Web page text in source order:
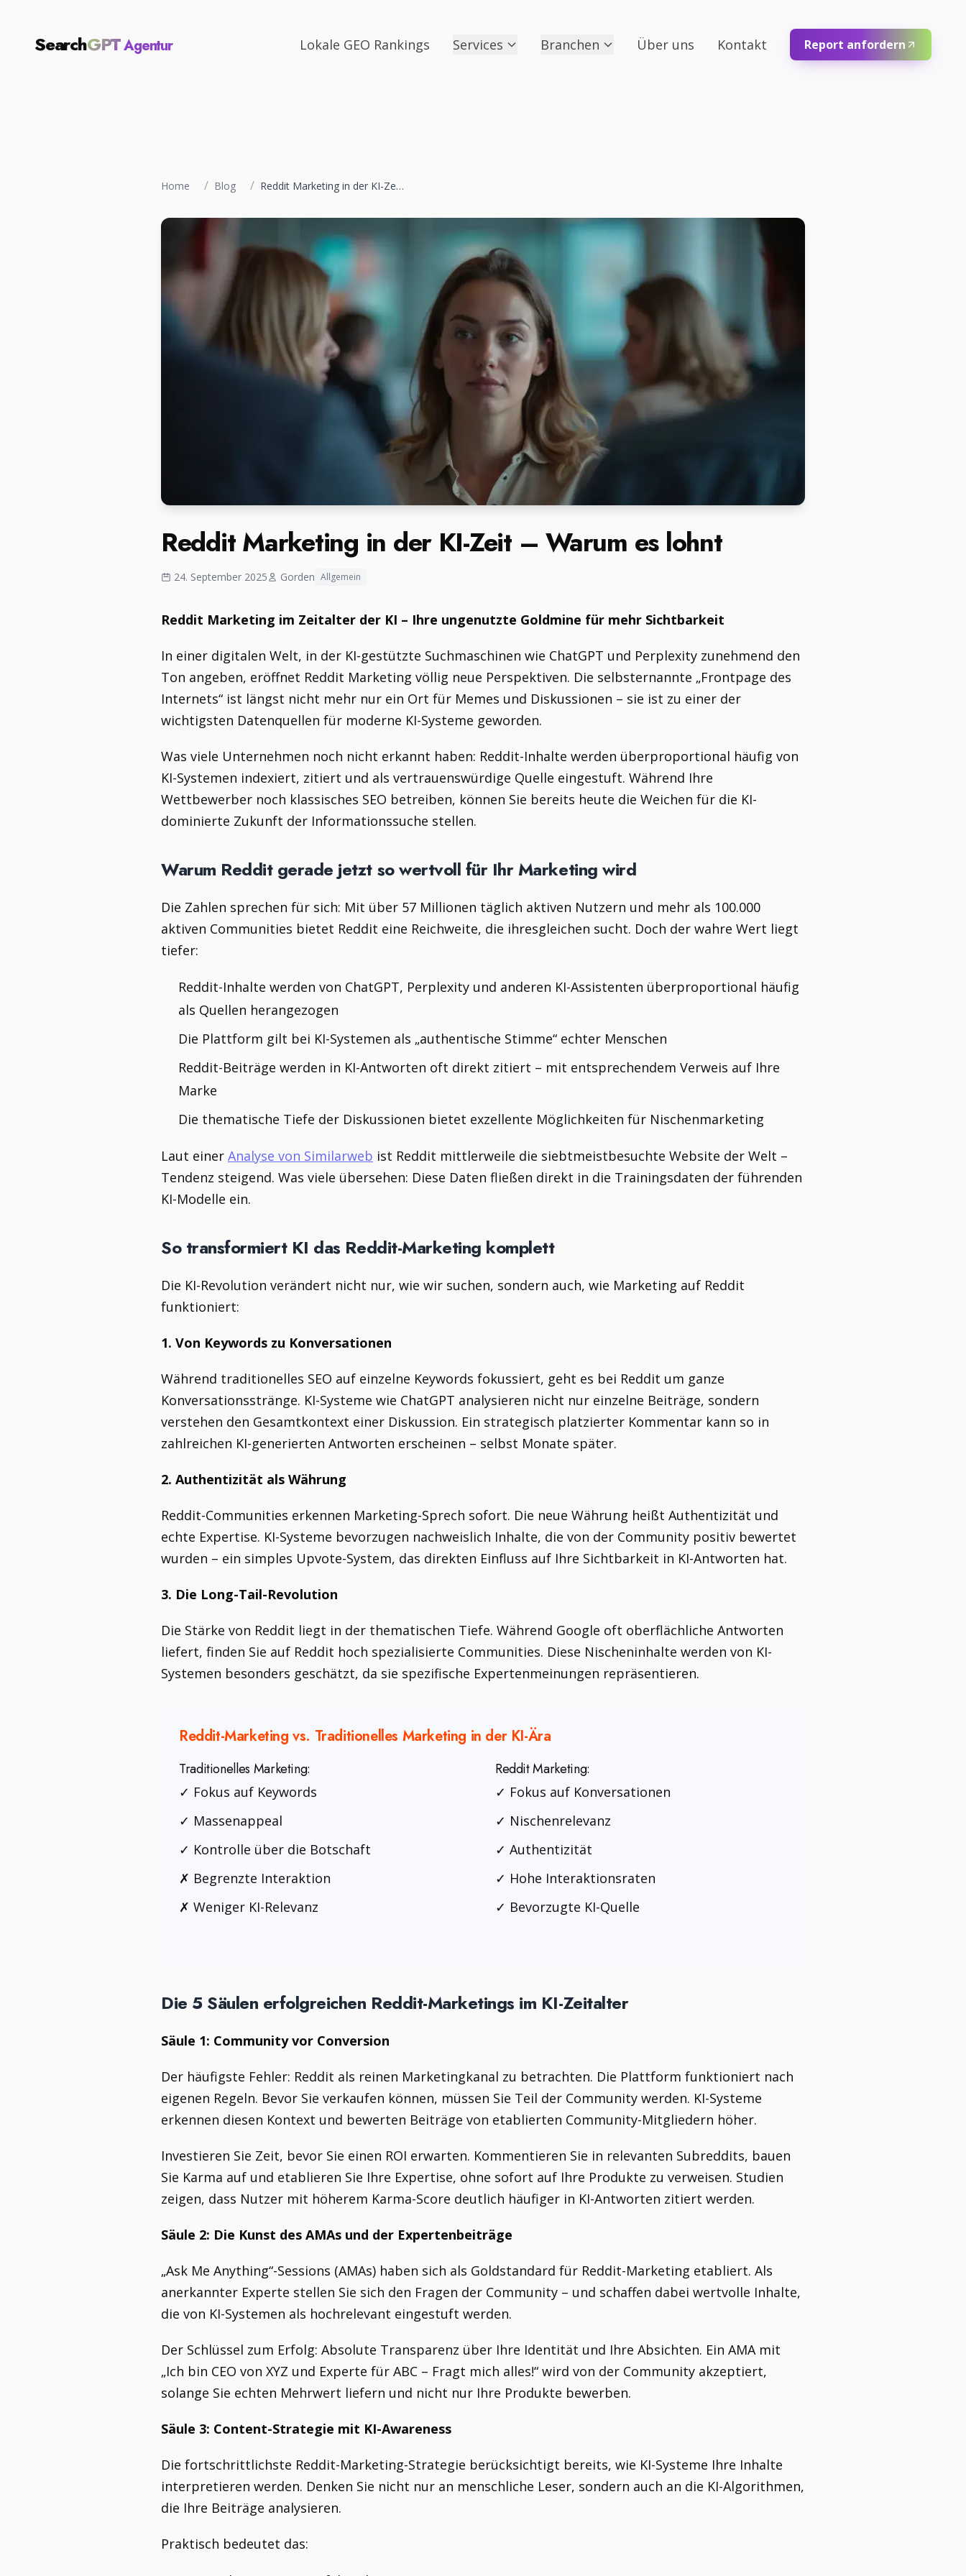
SearchGPTAgentur Lokale GEO Rankings Services Branchen Über uns Kontakt Report anfordern
Home / Blog / Reddit Marketing in der KI-Zeit – Warum es lohnt
Reddit Marketing in der KI-Zeit – Warum es lohnt
24. September 2025 Gorden Allgemein
Reddit Marketing im Zeitalter der KI – Ihre ungenutzte Goldmine für mehr Sichtbarkeit
In einer digitalen Welt, in der KI-gestützte Suchmaschinen wie ChatGPT und Perplexity zunehmend den
Ton angeben, eröffnet Reddit Marketing völlig neue Perspektiven. Die selbsternannte „Frontpage des
Internets“ ist längst nicht mehr nur ein Ort für Memes und Diskussionen – sie ist zu einer der
wichtigsten Datenquellen für moderne KI-Systeme geworden.
Was viele Unternehmen noch nicht erkannt haben: Reddit-Inhalte werden überproportional häufig von
KI-Systemen indexiert, zitiert und als vertrauenswürdige Quelle eingestuft. Während Ihre
Wettbewerber noch klassisches SEO betreiben, können Sie bereits heute die Weichen für die KI-
dominierte Zukunft der Informationssuche stellen.
Warum Reddit gerade jetzt so wertvoll für Ihr Marketing wird
Die Zahlen sprechen für sich: Mit über 57 Millionen täglich aktiven Nutzern und mehr als 100.000
aktiven Communities bietet Reddit eine Reichweite, die ihresgleichen sucht. Doch der wahre Wert liegt
tiefer:
Reddit-Inhalte werden von ChatGPT, Perplexity und anderen KI-Assistenten überproportional häufig
als Quellen herangezogen
Die Plattform gilt bei KI-Systemen als „authentische Stimme“ echter Menschen
Reddit-Beiträge werden in KI-Antworten oft direkt zitiert – mit entsprechendem Verweis auf Ihre
Marke
Die thematische Tiefe der Diskussionen bietet exzellente Möglichkeiten für Nischenmarketing
Laut einer Analyse von Similarweb ist Reddit mittlerweile die siebtmeistbesuchte Website der Welt –
Tendenz steigend. Was viele übersehen: Diese Daten fließen direkt in die Trainingsdaten der führenden
KI-Modelle ein.
So transformiert KI das Reddit-Marketing komplett
Die KI-Revolution verändert nicht nur, wie wir suchen, sondern auch, wie Marketing auf Reddit
funktioniert:
1. Von Keywords zu Konversationen
Während traditionelles SEO auf einzelne Keywords fokussiert, geht es bei Reddit um ganze
Konversationsstränge. KI-Systeme wie ChatGPT analysieren nicht nur einzelne Beiträge, sondern
verstehen den Gesamtkontext einer Diskussion. Ein strategisch platzierter Kommentar kann so in
zahlreichen KI-generierten Antworten erscheinen – selbst Monate später.
2. Authentizität als Währung
Reddit-Communities erkennen Marketing-Sprech sofort. Die neue Währung heißt Authentizität und
echte Expertise. KI-Systeme bevorzugen nachweislich Inhalte, die von der Community positiv bewertet
wurden – ein simples Upvote-System, das direkten Einfluss auf Ihre Sichtbarkeit in KI-Antworten hat.
3. Die Long-Tail-Revolution
Die Stärke von Reddit liegt in der thematischen Tiefe. Während Google oft oberflächliche Antworten
liefert, finden Sie auf Reddit hoch spezialisierte Communities. Diese Nischeninhalte werden von KI-
Systemen besonders geschätzt, da sie spezifische Expertenmeinungen repräsentieren.
Reddit-Marketing vs. Traditionelles Marketing in der KI-Ära
Traditionelles Marketing:
✓ Fokus auf Keywords
✓ Massenappeal
✓ Kontrolle über die Botschaft
✗ Begrenzte Interaktion
✗ Weniger KI-Relevanz
Reddit Marketing:
✓ Fokus auf Konversationen
✓ Nischenrelevanz
✓ Authentizität
✓ Hohe Interaktionsraten
✓ Bevorzugte KI-Quelle
Die 5 Säulen erfolgreichen Reddit-Marketings im KI-Zeitalter
Säule 1: Community vor Conversion
Der häufigste Fehler: Reddit als reinen Marketingkanal zu betrachten. Die Plattform funktioniert nach
eigenen Regeln. Bevor Sie verkaufen können, müssen Sie Teil der Community werden. KI-Systeme
erkennen diesen Kontext und bewerten Beiträge von etablierten Community-Mitgliedern höher.
Investieren Sie Zeit, bevor Sie einen ROI erwarten. Kommentieren Sie in relevanten Subreddits, bauen
Sie Karma auf und etablieren Sie Ihre Expertise, ohne sofort auf Ihre Produkte zu verweisen. Studien
zeigen, dass Nutzer mit höherem Karma-Score deutlich häufiger in KI-Antworten zitiert werden.
Säule 2: Die Kunst des AMAs und der Expertenbeiträge
„Ask Me Anything“-Sessions (AMAs) haben sich als Goldstandard für Reddit-Marketing etabliert. Als
anerkannter Experte stellen Sie sich den Fragen der Community – und schaffen dabei wertvolle Inhalte,
die von KI-Systemen als hochrelevant eingestuft werden.
Der Schlüssel zum Erfolg: Absolute Transparenz über Ihre Identität und Ihre Absichten. Ein AMA mit
„Ich bin CEO von XYZ und Experte für ABC – Fragt mich alles!“ wird von der Community akzeptiert,
solange Sie echten Mehrwert liefern und nicht nur Ihre Produkte bewerben.
Säule 3: Content-Strategie mit KI-Awareness
Die fortschrittlichste Reddit-Marketing-Strategie berücksichtigt bereits, wie KI-Systeme Ihre Inhalte
interpretieren werden. Denken Sie nicht nur an menschliche Leser, sondern auch an die KI-Algorithmen,
die Ihre Beiträge analysieren.
Praktisch bedeutet das: